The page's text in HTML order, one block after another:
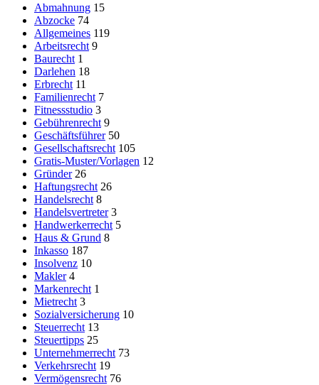
Abmahnung 15
Abzocke 74
Allgemeines 119
Arbeitsrecht 9
Baurecht 1
Darlehen 18
Erbrecht 11
Familienrecht 7
Fitnessstudio 3
Gebührenrecht 9
Geschäftsführer 50
Gesellschaftsrecht 105
Gratis-Muster/Vorlagen 12
Gründer 26
Haftungsrecht 26
Handelsrecht 8
Handelsvertreter 3
Handwerkerrecht 5
Haus & Grund 8
Inkasso 187
Insolvenz 10
Makler 4
Markenrecht 1
Mietrecht 3
Sozialversicherung 10
Steuerrecht 13
Steuertipps 25
Unternehmerrecht 73
Verkehrsrecht 19
Vermögensrecht 76